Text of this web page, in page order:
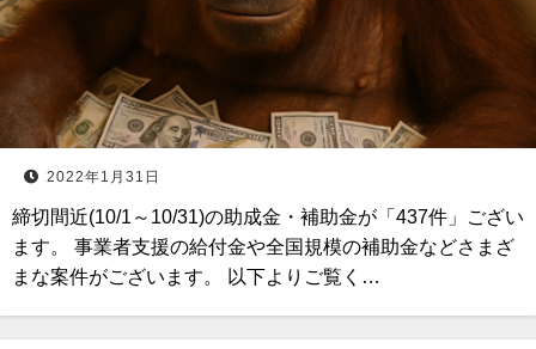
2022年1月31日
締切間近(10/1～10/31)の助成金・補助金が「437件」ござい
ます。 事業者支援の給付金や全国規模の補助金などさまざ
まな案件がございます。 以下よりご覧く…